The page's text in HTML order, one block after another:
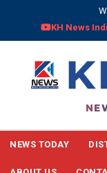
KH News
NEWS TODAY